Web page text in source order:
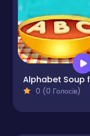
0 (0 Голосів)